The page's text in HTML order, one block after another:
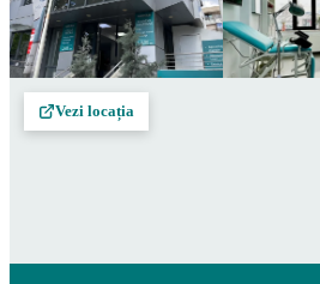
Vezi locația